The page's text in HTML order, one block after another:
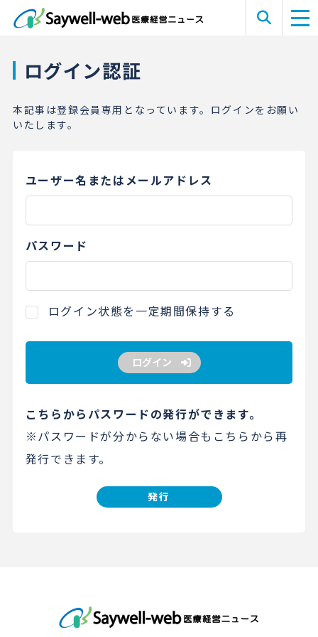
ログイン認証
本記事は登録会員専用となっています。ログインをお願い
いたします。
ユーザー名またはメールアドレス
パスワード
ログイン状態を一定期間保持する
ログイン
こちらからパスワードの発行ができます。
※パスワードが分からない場合もこちらから再
発行できます。
発行